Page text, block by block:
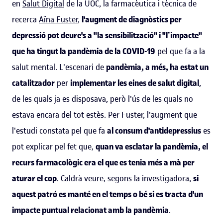
en Salut Digital de la UOC, la farmacèutica i tècnica de
recerca Aïna Fuster, l'augment de diagnòstics per
depressió pot deure's a "la sensibilització" i "l’impacte"
que ha tingut la pandèmia de la COVID-19 pel que fa a la
salut mental. L'escenari de pandèmia, a més, ha estat un
catalitzador perimplementar les eines de salut digital,
de les quals ja es disposava, però l'ús de les quals no
estava encara del tot estès. Per Fuster, l'augment que
l'estudi constata pel que fa al consum d'antidepressiuses
pot explicar pel fet que, quan va esclatar la pandèmia, el
recurs farmacològic era el que es tenia més a mà per
aturar el cop. Caldrà veure, segons la investigadora, si
aquest patró es manté en el temps o bé si es tracta d'un
impacte puntual relacionat amb la pandèmia.